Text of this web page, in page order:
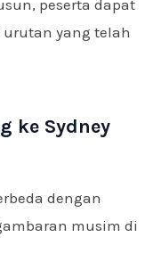
peserta dapat
yang telah
ke Sydney
dengan
musim di